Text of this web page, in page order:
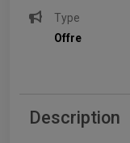
Type
Offre
Description